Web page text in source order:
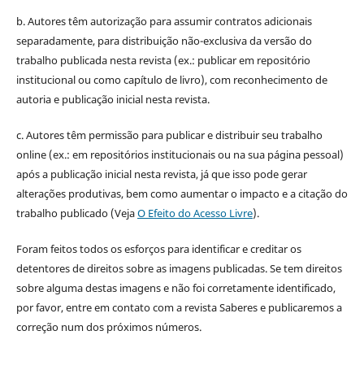
b. Autores têm autorização para assumir contratos adicionais
separadamente, para distribuição não-exclusiva da versão do
trabalho publicada nesta revista (ex.: publicar em repositório
institucional ou como capítulo de livro), com reconhecimento de
autoria e publicação inicial nesta revista.
c. Autores têm permissão para publicar e distribuir seu trabalho
online (ex.: em repositórios institucionais ou na sua página pessoal)
após a publicação inicial nesta revista, já que isso pode gerar
alterações produtivas, bem como aumentar o impacto e a citação do
trabalho publicado (VejaO Efeito do Acesso Livre).
Foram feitos todos os esforços para identificar e creditar os
detentores de direitos sobre as imagens publicadas. Se tem direitos
sobre alguma destas imagens e não foi corretamente identificado,
por favor, entre em contato com a revista Saberes e publicaremos a
correção num dos próximos números.